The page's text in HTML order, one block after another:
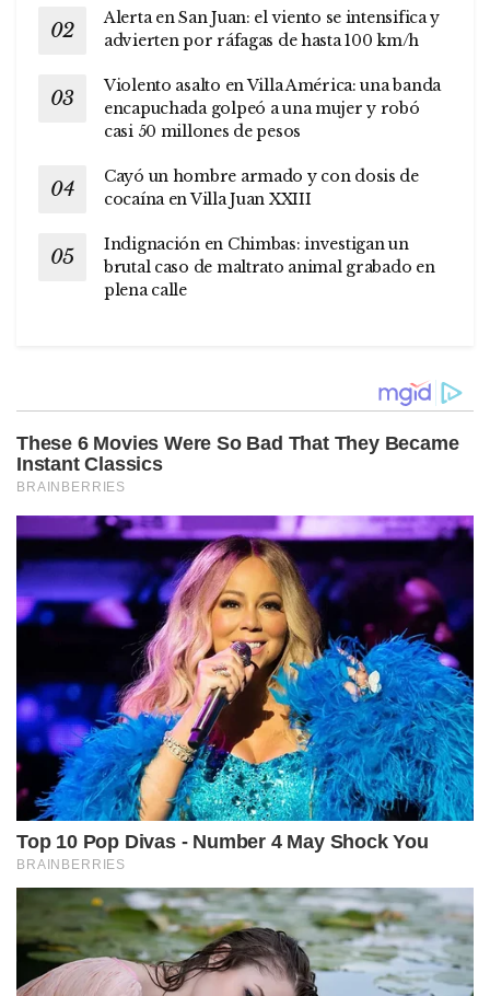
Alerta en San Juan: el viento se intensifica y
advierten por ráfagas de hasta 100 km/h
Violento asalto en Villa América: una banda
encapuchada golpeó a una mujer y robó
casi 50 millones de pesos
Cayó un hombre armado y con dosis de
cocaína en Villa Juan XXIII
Indignación en Chimbas: investigan un
brutal caso de maltrato animal grabado en
plena calle